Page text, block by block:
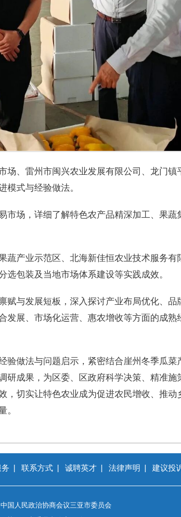
场、雷州市闽兴农业发展有限公司、龙门镇
模式与经验做法。
市场，详细了解特色农产品精深加工、果蔬
蔬产业示范区、北海新佳恒农业技术服务有
包装及当地市场体系建设等实践成效。
赋与发展短板，深入探讨产业布局优化、
发展、市场化运营、惠农增收等方面的成
验做法与问题启示，紧密结合崖州冬季瓜
研成果，为区委、区政府科学决策、精准
，切实让特色农业成为促进农民增收、推
。
联系方式 诚聘英才 法律声明 建议投
国人民政治协商会议三亚市委员会